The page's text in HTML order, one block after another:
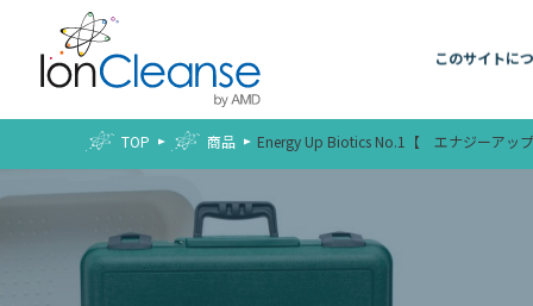
このサイトに
TOP 商品 Energy Up Biotics No.1【 エナジーアッ